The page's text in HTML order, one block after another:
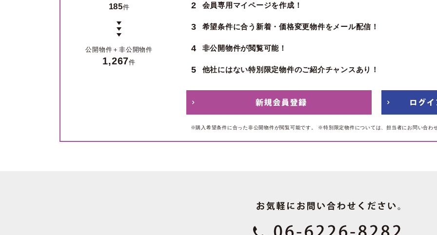
185件
公開物件＋ 非公開物件
1,267件
2 会員専用マイページを作成！
3 希望条件に合う新着・価格変更物件をメール配信！
4 非公開物件が閲覧可能！
5 他社にはない特別限定物件のご紹介チャンスあり！
※購入希望条件に合った非公開物件が閲覧可能です。 ※特別限定物件については、担当者にお問い合わ